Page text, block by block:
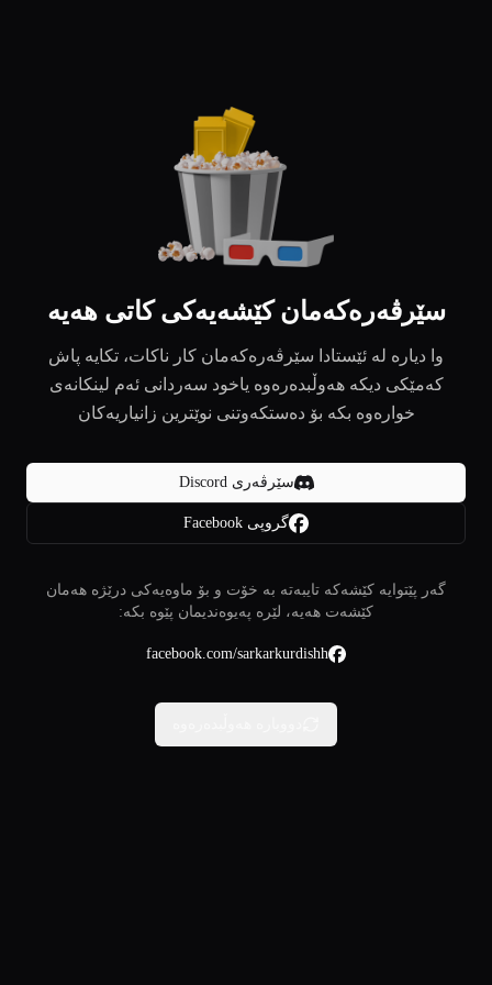
سێرڤەرەکەمان کێشەیەکی کاتی هەیە
وا دیارە لە ئێستادا سێرڤەرەکەمان کار ناکات، تکایە پاش
کەمێکی دیکە هەوڵبدەرەوە یاخود سەردانی ئەم لینکانەی
خوارەوە بکە بۆ دەستکەوتنی نوێترین زانیاریەکان
سێرڤەری Discord
گروپی Facebook
گەر پێتوایە کێشەکە تایبەتە بە خۆت و بۆ ماوەیەکی درێژە هەمان
کێشەت هەیە، لێرە پەیوەندیمان پێوە بکە:
facebook.com/sarkarkurdishh